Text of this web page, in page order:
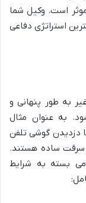
است. وکیل شما
استراتژی دفاعی
به طور پنهانی و
به عنوان مثال
دزدیدن گوشیتلفن
سرقت ساده هستند.
بسته به شرایط